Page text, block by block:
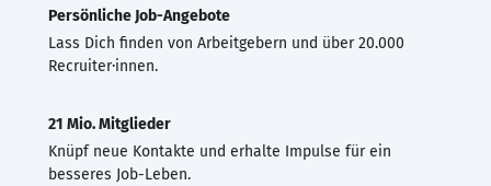
Persönliche Job-Angebote
Lass Dich finden von Arbeitgebern und über 20.000
Recruiter·innen.
21 Mio. Mitglieder
Knüpf neue Kontakte und erhalte Impulse für ein
besseres Job-Leben.